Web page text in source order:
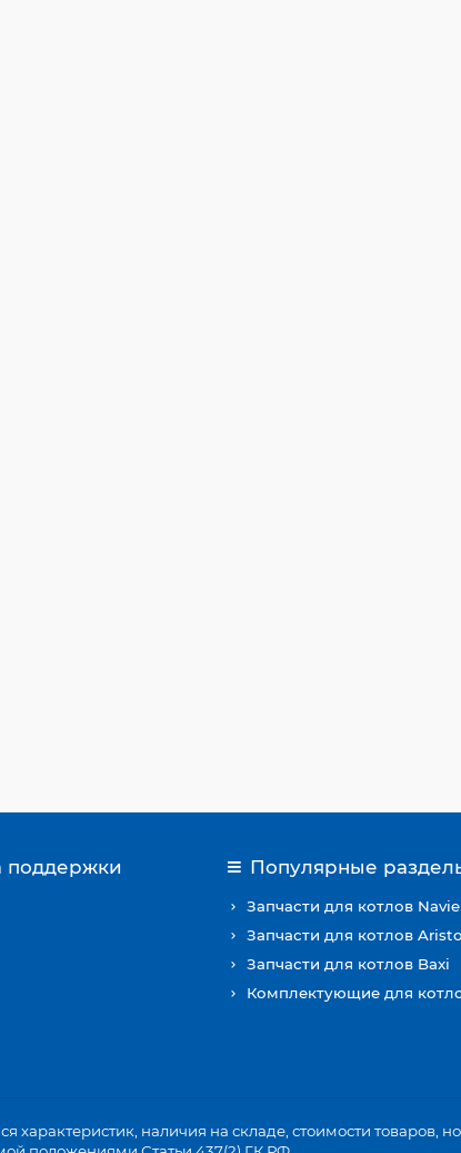
поддержки Популярные
Запчасти для котлов
Запчасти для котлов
Запчасти для котлов Baxi
Комплектующие для
характеристик, наличия на складе, стоимости товаров,